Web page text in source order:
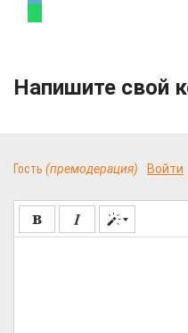
Напишите свой
Гость (премодерация) Войти